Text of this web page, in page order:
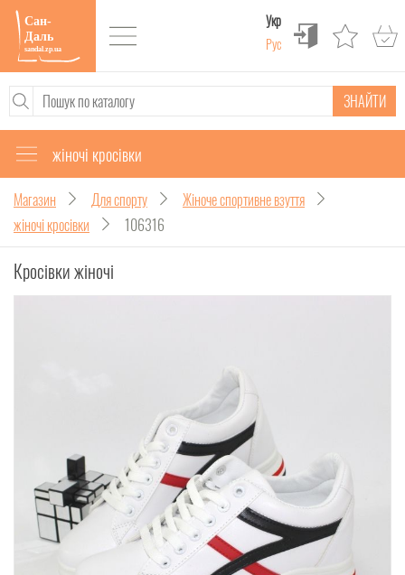
Укр
Рус
ЗНАЙТИ
жіночі кросівки
Магазин Для спорту
Жіноче спортивне взуття
жіночі кросівки
106316
Кросівки жіночі